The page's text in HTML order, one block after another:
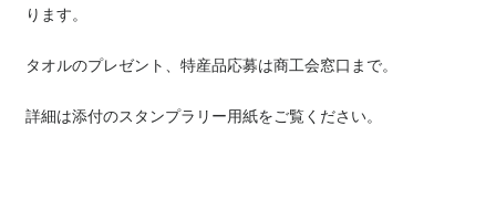
ります。
タオルのプレゼント、特産品応募は商工会窓口まで。
詳細は添付のスタンプラリー用紙をご覧ください。